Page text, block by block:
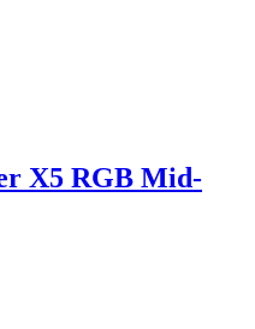
X5 RGB Mid-